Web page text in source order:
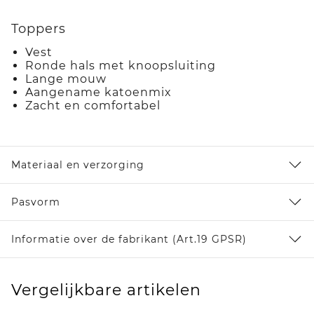
Toppers
Vest
Ronde hals met knoopsluiting
Lange mouw
Aangename katoenmix
Zacht en comfortabel
Materiaal en verzorging
Pasvorm
Informatie over de fabrikant (Art.19 GPSR)
Vergelijkbare artikelen